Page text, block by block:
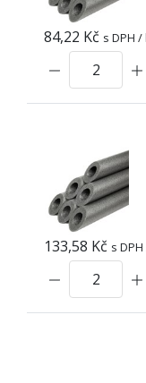
84,22 Kč s DPH /
133,58 Kč s